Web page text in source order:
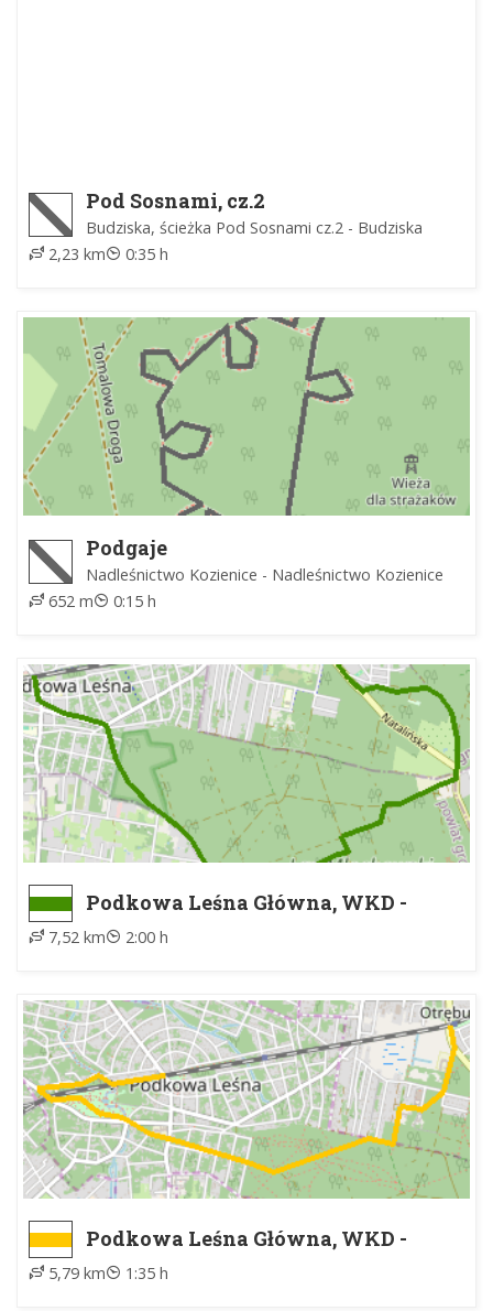
Pod Sosnami, cz.2
Budziska, ścieżka Pod Sosnami cz.2 - Budziska
2,23 km
0:35 h
Podgaje
Nadleśnictwo Kozienice - Nadleśnictwo Kozienice
652 m
0:15 h
Podkowa Leśna Główna, WKD -
Otrębusy, WKD
7,52 km 2:00 h
Podkowa Leśna Główna, WKD -
Otrębusy, WKD
5,79 km 1:35 h